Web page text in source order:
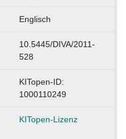
Englisch
10.5445/DIVA/2011-
528
KITopen-ID:
1000110249
KITopen-Lizenz